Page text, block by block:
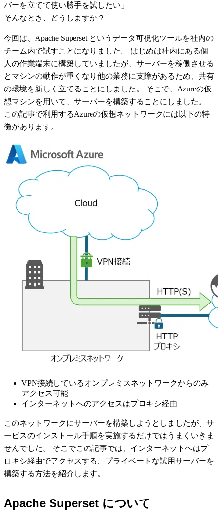
バーを立てて使い勝手を試したい」
そんなとき、どうしますか？
今回は、Apache Superset というデータ可視化ツールを社内の
チーム内で試すことになりました。 はじめは社内にある個
人の作業端末に構築していましたが、サーバーを稼働させる
とマシンの動作が重くなり他の業務に支障があるため、共有
の環境を新しく立てることにしました。 そこで、Azureの仮
想マシンを用いて、サーバーを構築することにしました。
この記事で利用するAzureの仮想ネットワークには以下の特
徴があります。
VPN接続しているオンプレミスネットワークからのみ
アクセス可能
インターネットへのアクセスはプロキシ経由
このネットワークにサーバーを構築しようとしましたが、サ
ービスのインストール手順を実施するだけではうまくいきま
せんでした。 そこでこの記事では、インターネットへはプ
ロキシ経由でアクセスする、プライベートな試用サーバーを
構築する方法を紹介します。
Apache Superset について